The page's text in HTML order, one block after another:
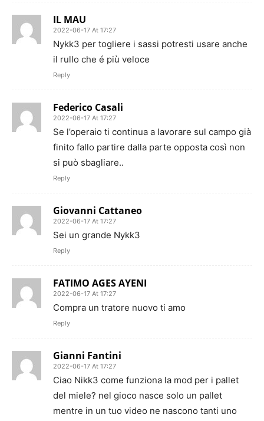
IL MAU
2022-06-17 At 17:27
Nykk3 per togliere i sassi potresti usare anche
il rullo che é più veloce
Reply
Federico Casali
2022-06-17 At 17:27
Se l’operaio ti continua a lavorare sul campo già
finito fallo partire dalla parte opposta così non
si può sbagliare..
Reply
Giovanni Cattaneo
2022-06-17 At 17:27
Sei un grande Nykk3
Reply
FATIMO AGES AYENI
2022-06-17 At 17:27
Compra un tratore nuovo ti amo
Reply
Gianni Fantini
2022-06-17 At 17:27
Ciao Nikk3 come funziona la mod per i pallet
del miele? nel gioco nasce solo un pallet
mentre in un tuo video ne nascono tanti uno